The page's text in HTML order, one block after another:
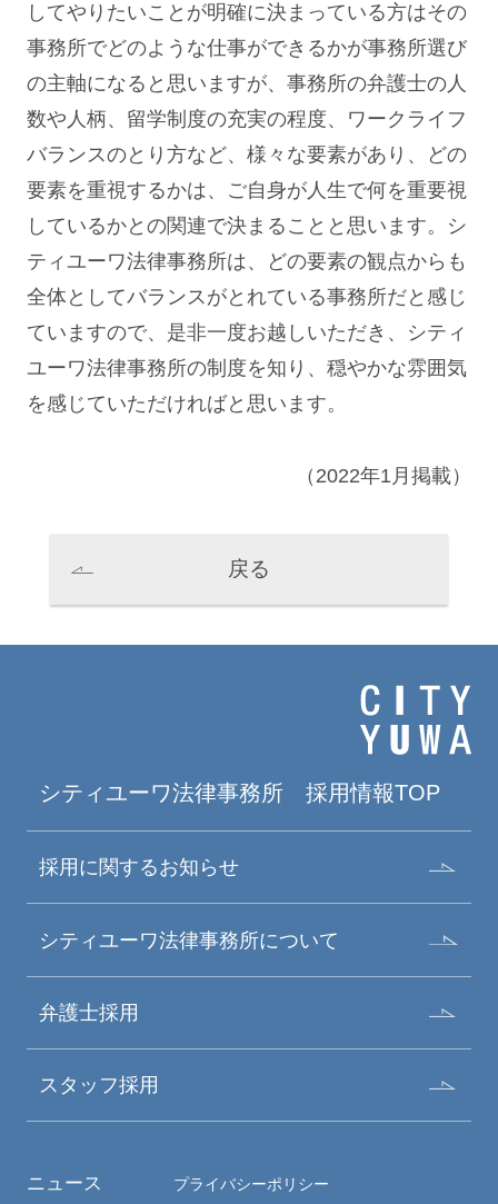
してやりたいことが明確に決まっている方はその
事務所でどのような仕事ができるかが事務所選び
の主軸になると思いますが、事務所の弁護士の人
数や人柄、留学制度の充実の程度、ワークライフ
バランスのとり方など、様々な要素があり、どの
要素を重視するかは、ご自身が人生で何を重要視
しているかとの関連で決まることと思います。シ
ティユーワ法律事務所は、どの要素の観点からも
全体としてバランスがとれている事務所だと感じ
ていますので、是非一度お越しいただき、シティ
ユーワ法律事務所の制度を知り、穏やかな雰囲気
を感じていただければと思います。
（2022年1月掲載）
戻る
シティユーワ法律事務所 採用情報TOP
採用に関するお知らせ
シティユーワ法律事務所について
弁護士採用
スタッフ採用
ニュース プライバシーポリシー